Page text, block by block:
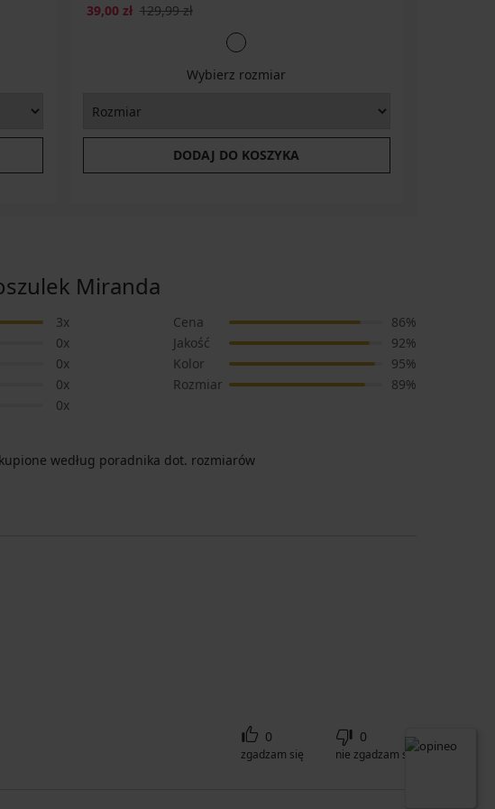
39,00 zł 129,99 zł
Wybierz rozmiar
DODAJ DO KOSZYKA
Miranda
3x
0x
0x
0x
0x
Cena
86%
Jakość
92%
Kolor
95%
Rozmiar
89%
według poradnika dot. rozmiarów
0
zgadzam się
0
nie zgadzam się